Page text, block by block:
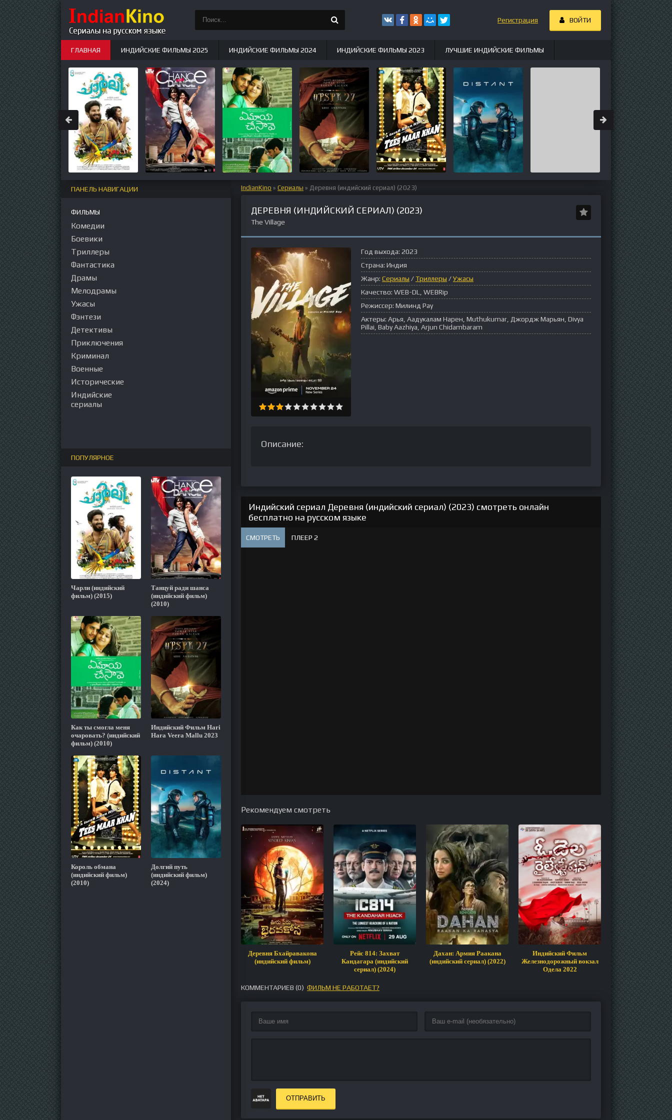
IndianKino » Сериалы » Деревня (индийский сериал) (2023)
ДЕРЕВНЯ (ИНДИЙСКИЙ СЕРИАЛ) (2023)
The Village
Год выхода: 2023
Страна: Индия
Жанр: Сериалы /Триллеры /Ужасы
Качество: WEB-DL, WEBRip
Режиссер: Милинд Рау
Актеры: Арья, Аадукалам Нарен, Muthukumar, Джордж Марьян, Divya
Pillai, Baby Aazhiya, Arjun Chidambaram
Описание:
Индийский сериал Деревня (индийский сериал) (2023) смотреть онлайн
бесплатно на русском языке
СМОТРЕТЬ ПЛЕЕР 2
Рекомендуем смотреть
Деревня Бхайравакона
(индийский фильм)
Рейс 814: Захват
Кандагара (индийский
сериал) (2024)
Дахан: Армия Раакана
(индийский сериал) (2022)
Индийский Фильм
Железнодорожный вокзал
Одела 2022
Бандитские
(индийский
КОММЕНТАРИЕВ (0) ФИЛЬМ НЕ РАБОТАЕТ?
ОТПРАВИТЬ
ПАНЕЛЬ НАВИГАЦИИ
ФИЛЬМЫ
Комедии
Боевики
Триллеры
Фантастика
Драмы
Мелодрамы
Ужасы
Фэнтези
Детективы
Приключения
Криминал
Военные
Исторические
Индийские
сериалы
ПОПУЛЯРНОЕ
Чарли (индийский
фильм) (2015)
Танцуй ради шанса
(индийский фильм)
(2010)
Как ты смогла меня
очаровать? (индийский
фильм) (2010)
Индийский Фильм Hari
Hara Veera Mallu 2023
Король обмана
(индийский фильм)
(2010)
Долгий путь
(индийский фильм)
(2024)
Регистрация ВОЙТИ
ГЛАВНАЯ ИНДИЙСКИЕ ФИЛЬМЫ 2025 ИНДИЙСКИЕ ФИЛЬМЫ 2024 ИНДИЙСКИЕ ФИЛЬМЫ 2023 ЛУЧШИЕ ИНДИЙСКИЕ ФИЛЬМЫ
ИНДИЙСКИЕ СЕРИАЛЫ НОВЫЕ